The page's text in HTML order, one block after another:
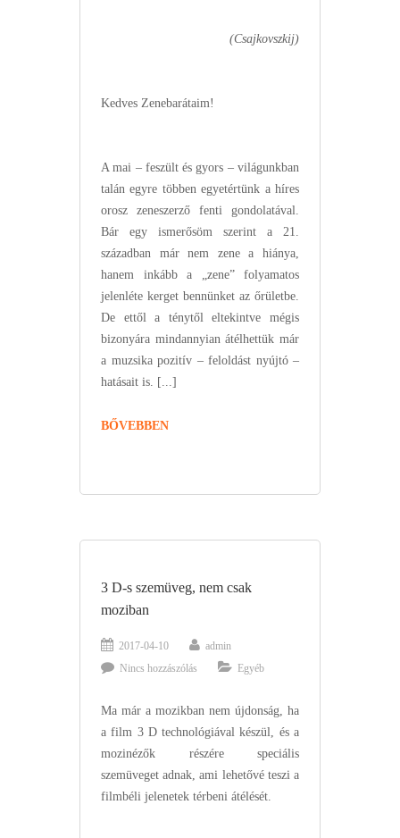
(Csajkovszkij)
Kedves Zenebarátaim!
A mai – feszült és gyors – világunkban
talán egyre többen egyetértünk a híres
orosz zeneszerző fenti gondolatával.
Bár egy ismerősöm szerint a 21.
században már nem zene a hiánya,
hanem inkább a „zene” folyamatos
jelenléte kerget bennünket az őrületbe.
De ettől a ténytől eltekintve mégis
bizonyára mindannyian átélhettük már
a muzsika pozitív – feloldást nyújtó –
hatásait is. [...]
BŐVEBBEN
3 D-s szemüveg, nem csak
moziban
2017-04-10
admin
Nincs hozzászólás
Egyéb
Ma már a mozikban nem újdonság, ha
a film 3 D technológiával készül, és a
mozinézők részére speciális
szemüveget adnak, ami lehetővé teszi a
filmbéli jelenetek térbeni átélését.